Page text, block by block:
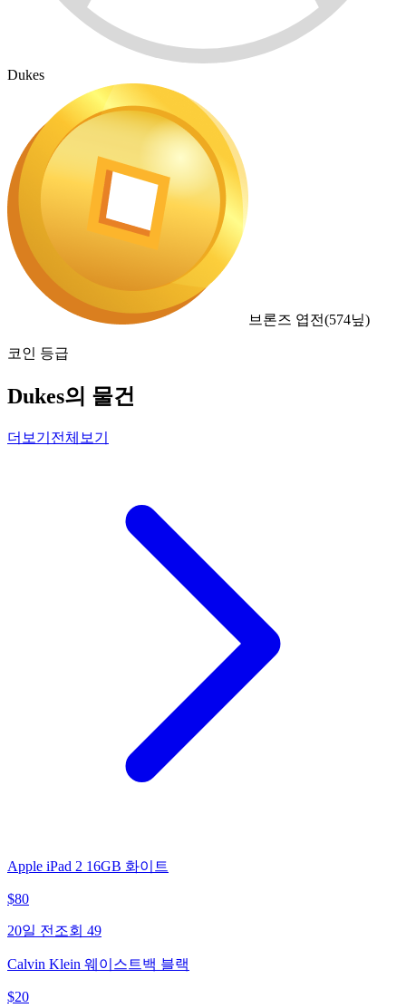
Dukes
브론즈 엽전(574닢)
코인 등급
Dukes의 물건
더보기 전체보기
Apple iPad 2 16GB 화이트
$80
20일 전 조회 49
Calvin Klein 웨이스트백 블랙
$20